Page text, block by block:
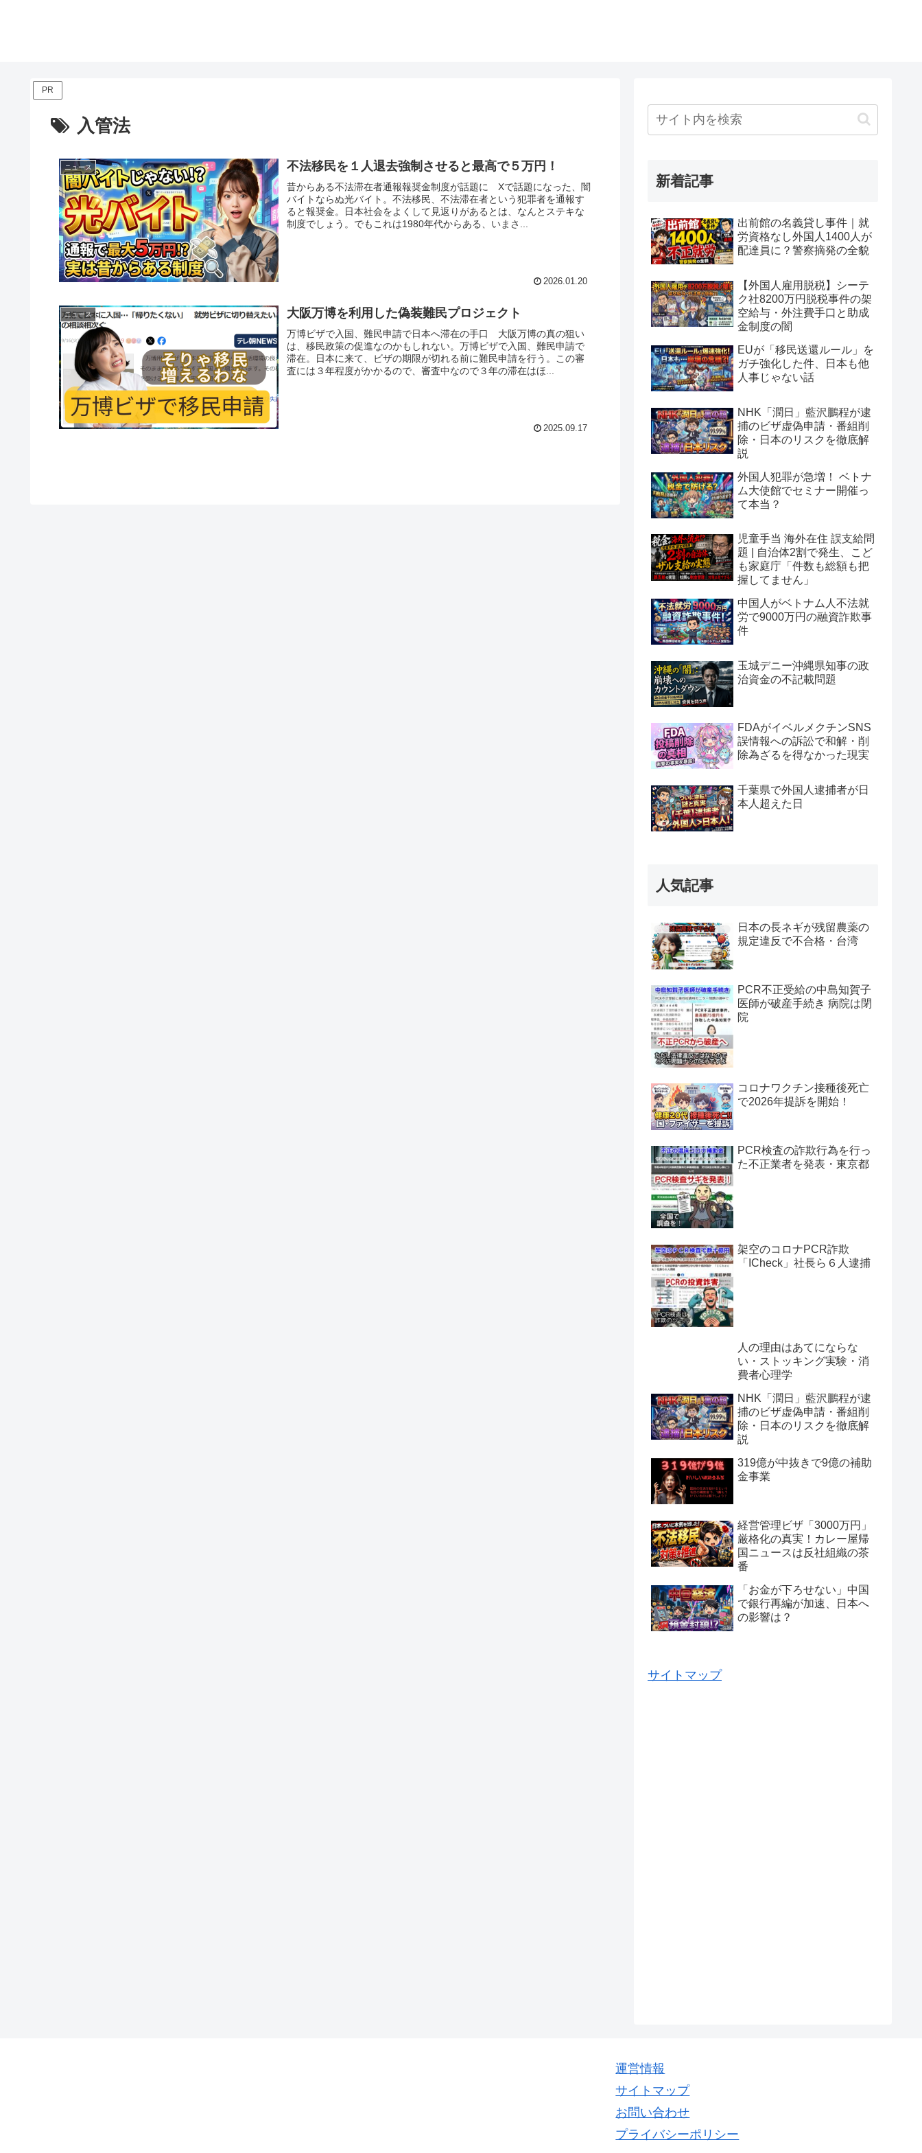
PR
入管法
ニュース 不法移民を１人退去強制させると最高で５万円！
昔からある不法滞在者通報報奨金制度が話題に Xで話題になった、闇
バイトならぬ光バイト。不法移民、不法滞在者という犯罪者を通報す
ると報奨金。日本社会をよくして見返りがあるとは、なんとステキな
制度でしょう。でもこれは1980年代からある、いまさ...
2026.01.20
ニュース 大阪万博を利用した偽装難民プロジェクト
万博ビザで入国、難民申請で日本へ滞在の手口 大阪万博の真の狙い
は、移民政策の促進なのかもしれない。万博ビザで入国、難民申請で
滞在。日本に来て、ビザの期限が切れる前に難民申請を行う。この審
査には３年程度がかかるので、審査中なので３年の滞在はほ...
2025.09.17
新着記事
出前館の名義貸し事件｜就
労資格なし外国人1400人が
配達員に？警察摘発の全貌
【外国人雇用脱税】シーテ
ク社8200万円脱税事件の架
空給与・外注費手口と助成
金制度の闇
EUが「移民送還ルール」を
ガチ強化した件、日本も他
人事じゃない話
NHK「潤日」藍沢鵬程が逮
捕のビザ虚偽申請・番組削
除・日本のリスクを徹底解
説
外国人犯罪が急増！ ベトナ
ム大使館でセミナー開催っ
て本当？
児童手当 海外在住 誤支給問
題 | 自治体2割で発生、こど
も家庭庁「件数も総額も把
握してません」
中国人がベトナム人不法就
労で9000万円の融資詐欺事
件
玉城デニー沖縄県知事の政
治資金の不記載問題
FDAがイベルメクチンSNS
誤情報への訴訟で和解・削
除為ざるを得なかった現実
千葉県で外国人逮捕者が日
本人超えた日
人気記事
日本の長ネギが残留農薬の
規定違反で不合格・台湾
PCR不正受給の中島知賀子
医師が破産手続き 病院は閉
院
コロナワクチン接種後死亡
で2026年提訴を開始！
PCR検査の詐欺行為を行っ
た不正業者を発表・東京都
架空のコロナPCR詐欺
「ICheck」社長ら６人逮捕
人の理由はあてにならな
い・ストッキング実験・消
費者心理学
NHK「潤日」藍沢鵬程が逮
捕のビザ虚偽申請・番組削
除・日本のリスクを徹底解
説
319億が中抜きで9億の補助
金事業
経営管理ビザ「3000万円」
厳格化の真実！カレー屋帰
国ニュースは反社組織の茶
番
「お金が下ろせない」中国
で銀行再編が加速、日本へ
の影響は？
サイトマップ
運営情報
サイトマップ
お問い合わせ
プライバシーポリシー